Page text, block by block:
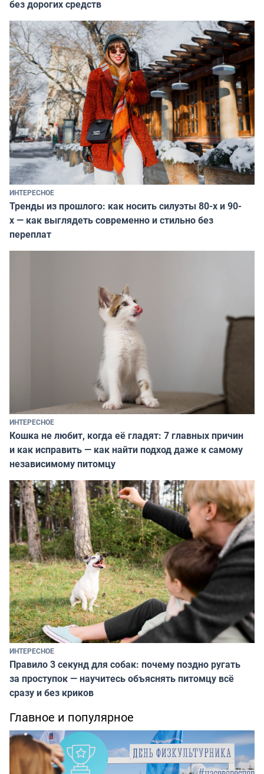
без дорогих средств
ИНТЕРЕСНОЕ
Тренды из прошлого: как носить силуэты 80-х и 90-
х — как выглядеть современно и стильно без
переплат
ИНТЕРЕСНОЕ
Кошка не любит, когда её гладят: 7 главных причин
и как исправить — как найти подход даже к самому
независимому питомцу
ИНТЕРЕСНОЕ
Правило 3 секунд для собак: почему поздно ругать
за проступок — научитесь объяснять питомцу всё
сразу и без криков
Главное и популярное